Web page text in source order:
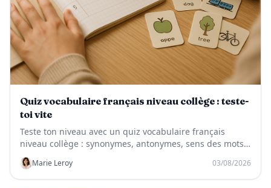
Quiz vocabulaire français niveau collège : teste-
toi vite
Teste ton niveau avec un quiz vocabulaire français
niveau collège : synonymes, antonymes, sens des mots
et révisions ludiques.
Marie Leroy 03/08/2026